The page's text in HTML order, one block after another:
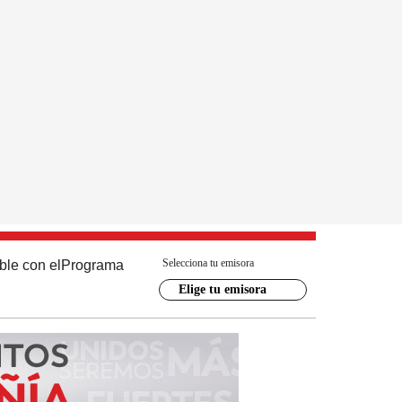
con el Programa Selecciona tu emisora
Elige tu emisora